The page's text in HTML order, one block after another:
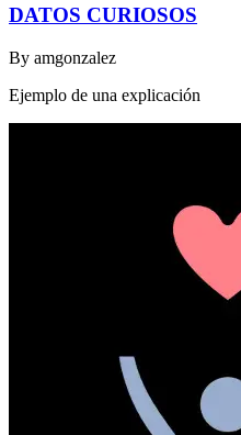
DATOS CURIOSOS
By amgonzalez
Ejemplo de una explicación